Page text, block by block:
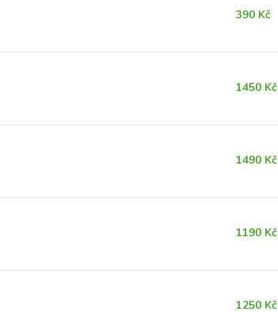
390 Kč
1450 Kč
1490 Kč
1190 Kč
1250 Kč